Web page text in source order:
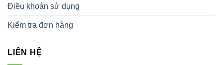
Điều khoản sử dụng
Kiểm tra đơn hàng
LIÊN HỆ